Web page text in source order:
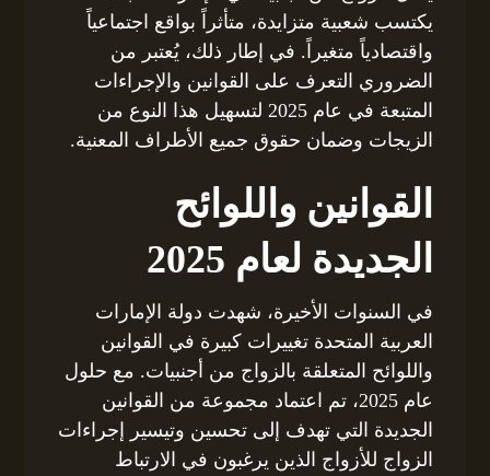
يكتسب شعبية متزايدة، متأثراً بواقع اجتماعياً
واقتصادياً متغيراً. في إطار ذلك، يُعتبر من
الضروري التعرف على القوانين والإجراءات
المتبعة في عام 2025 لتسهيل هذا النوع من
الزيجات وضمان حقوق جميع الأطراف المعنية.
القوانين واللوائح
الجديدة لعام 2025
في السنوات الأخيرة، شهدت دولة الإمارات
العربية المتحدة تغييرات كبيرة في القوانين
واللوائح المتعلقة بالزواج من أجنبيات. مع حلول
عام 2025، تم اعتماد مجموعة من القوانين
الجديدة التي تهدف إلى تحسين وتيسير إجراءات
الزواج للأزواج الذين يرغبون في الارتباط